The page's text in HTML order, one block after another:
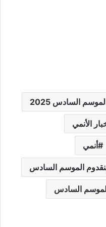
الأنمي
أنمي
الموسم السادس
السادس